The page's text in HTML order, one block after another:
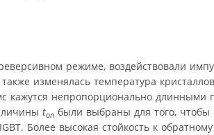
режиме, воздействовали
изменялась температура
кажутся непропорционально
ton были выбраны для того, чтобы
Более высокая стойкость к